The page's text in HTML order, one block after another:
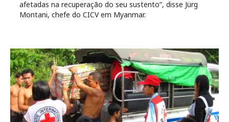
afetadas na recuperação do seu sustento”, disse Jürg
Montani, chefe do CICV em Myanmar.